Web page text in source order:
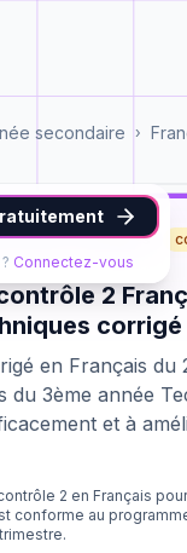
secondaire ›
Connectez-vous
année Techniques
2
en Français du
du 3ème année
et à
2 en Français
conforme au